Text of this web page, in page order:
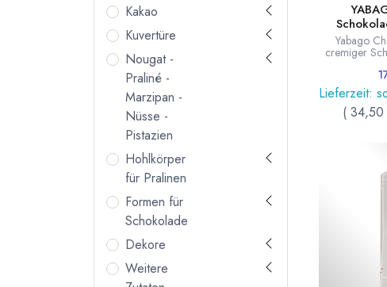
Kakao
Kuvertüre
Nougat -
Praliné -
Marzipan -
Nüsse -
Pistazien
Hohlkörper
für Pralinen
Formen für
Schokolade
Dekore
Weitere
Yabago
cremiger
Zutaten,
gereifter
aus
Lieferzeit:
( 34,50